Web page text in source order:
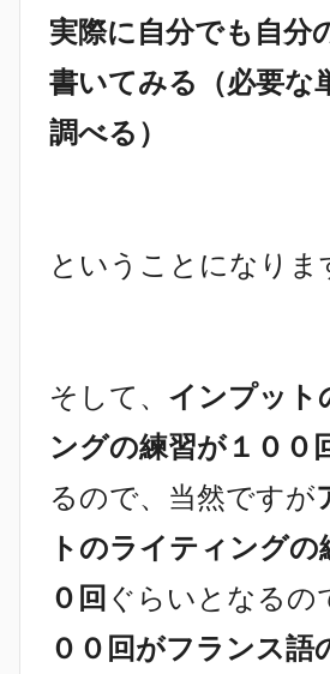
実際に自分でも自分
書いてみる（必要な
調べる）
ということになりま
そして、 インプット
ングの練習が１００
るので、当然ですが
トのライティングの
０回 ぐらいとなるの
００回がフランス語